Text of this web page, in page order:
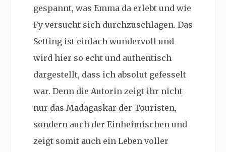
gespannt, was Emma da erlebt und wie
Fy versucht sich durchzuschlagen. Das
Setting ist einfach wundervoll und
wird hier so echt und authentisch
dargestellt, dass ich absolut gefesselt
war. Denn die Autorin zeigt ihr nicht
nur das Madagaskar der Touristen,
sondern auch der Einheimischen und
zeigt somit auch ein Leben voller